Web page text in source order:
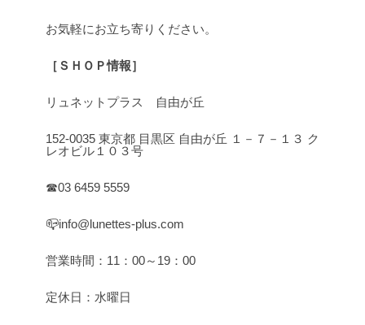
お気軽にお立ち寄りください。
［ＳＨＯＰ情報］
リュネットプラス 自由が丘
152-0035 東京都 目黒区 自由が丘 １－７－１３ ク
レオビル１０３号
☎03 6459 5559
📪info@lunettes-plus.com
営業時間：11：00～19：00
定休日：水曜日